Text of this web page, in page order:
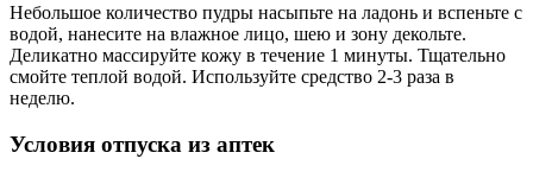
Небольшое количество пудры насыпьте на ладонь и вспеньте с
водой, нанесите на влажное лицо, шею и зону декольте.
Деликатно массируйте кожу в течение 1 минуты. Тщательно
смойте теплой водой. Используйте средство 2-3 раза в
неделю.
Условия отпуска из аптек